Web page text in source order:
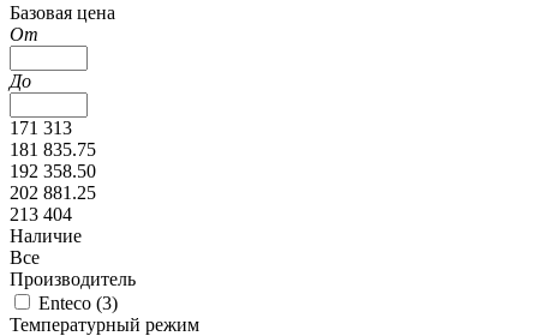
Базовая цена
От
До
171 313
181 835.75
192 358.50
202 881.25
213 404
Наличие
Все
Производитель
Enteco (3)
Температурный режим